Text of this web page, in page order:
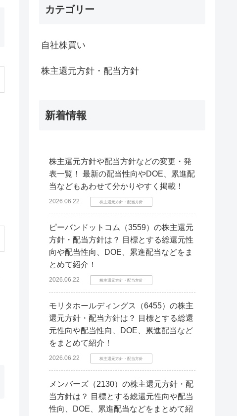
カテゴリー
自社株買い
株主還元方針・配当方針
新着情報
株主還元方針や配当方針などの変更・発
表一覧！ 最新の配当性向やDOE、累進配
当などもあわせて分かりやすく掲載！
2026.06.22 株主還元方針・配当方針
ピーバンドットコム（3559）の株主還元
方針・配当方針は？ 目標とする総還元性
向や配当性向、DOE、累進配当などをま
とめて紹介！
2026.06.22 株主還元方針・配当方針
モリタホールディングス（6455）の株主
還元方針・配当方針は？ 目標とする総還
元性向や配当性向、DOE、累進配当など
をまとめて紹介！
2026.06.22 株主還元方針・配当方針
メンバーズ（2130）の株主還元方針・配
当方針は？ 目標とする総還元性向や配当
性向、DOE、累進配当などをまとめて紹